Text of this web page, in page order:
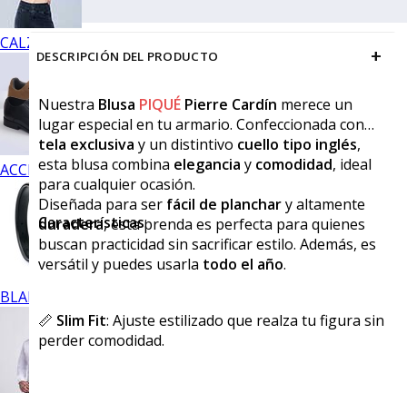
CALZADO
ACCESORIOS
BLANCOS
DESCRIPCIÓN DEL PRODUCTO +
Nuestra Blusa PIQUÉ Pierre Cardín merece un
lugar especial en tu armario. Confeccionada con
tela exclusiva y un distintivo cuello tipo inglés,
esta blusa combina elegancia y comodidad, ideal
para cualquier ocasión.
Diseñada para ser fácil de planchary altamente
duradera, esta prenda es perfecta para quienes
buscan practicidad sin sacrificar estilo. Además, es
versátil y puedes usarla todo el año.
Características:
📏 Slim Fit: Ajuste estilizado que realza tu figura sin
perder comodidad.